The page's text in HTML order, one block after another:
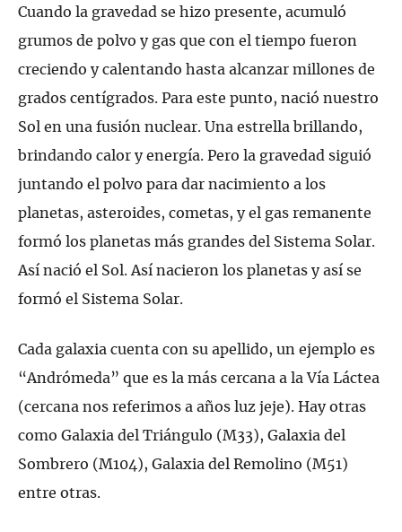
Cuando la gravedad se hizo presente, acumuló
grumos de polvo y gas que con el tiempo fueron
creciendo y calentando hasta alcanzar millones de
grados centígrados. Para este punto, nació nuestro
Sol en una fusión nuclear. Una estrella brillando,
brindando calor y energía. Pero la gravedad siguió
juntando el polvo para dar nacimiento a los
planetas, asteroides, cometas, y el gas remanente
formó los planetas más grandes del Sistema Solar.
Así nació el Sol. Así nacieron los planetas y así se
formó el Sistema Solar.
Cada galaxia cuenta con su apellido, un ejemplo es
“Andrómeda” que es la más cercana a la Vía Láctea
(cercana nos referimos a años luz jeje). Hay otras
como Galaxia del Triángulo (M33), Galaxia del
Sombrero (M104), Galaxia del Remolino (M51)
entre otras.